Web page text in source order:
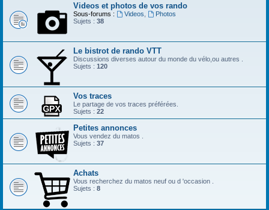
Videos et photos de vos rando
Sous-forums : Videos
Photos
Sujets : 38
Le bistrot de rando VTT
Discussions diverses autour du monde du vélo,ou autres .
Sujets : 120
Vos traces
Le partage de vos traces préférées.
Sujets : 22
Petites annonces
Vous vendez du matos .
Sujets : 37
Achats
Vous recherchez du matos neuf ou d 'occasion .
Sujets : 8